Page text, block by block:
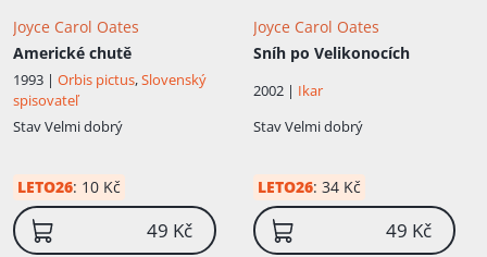
Joyce Carol Oates
Americké chutě
1993 | Orbis pictus,Slovenský
spisovateľ
StavVelmi dobrý
LETO26: 10 Kč
49 Kč
Joyce Carol Oates
Sníh po Velikonocích
2002 | Ikar
StavVelmi dobrý
LETO26: 34 Kč
49 Kč